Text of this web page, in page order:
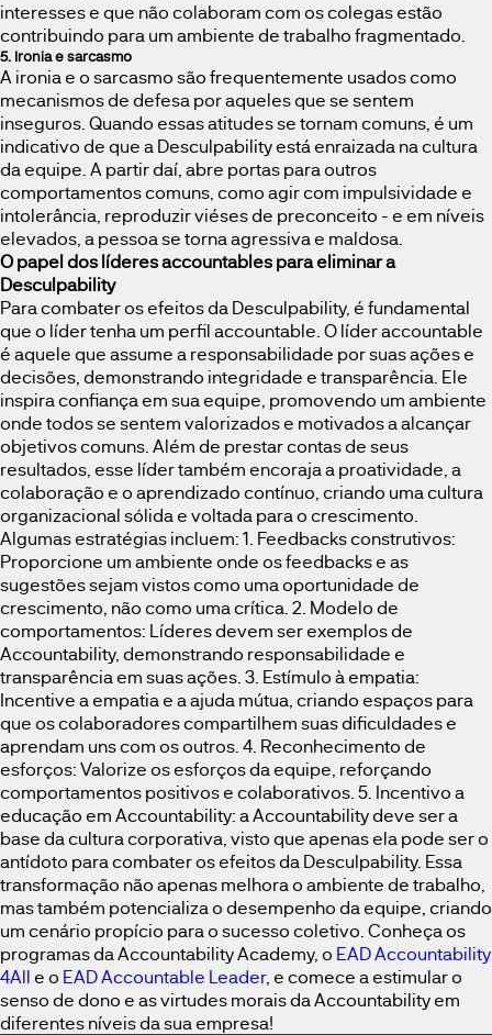
interesses e que não colaboram com os colegas estão
contribuindo para um ambiente de trabalho fragmentado.
5. Ironia e sarcasmo
A ironia e o sarcasmo são frequentemente usados como
mecanismos de defesa por aqueles que se sentem
inseguros. Quando essas atitudes se tornam comuns, é um
indicativo de que a Desculpability está enraizada na cultura
da equipe. A partir daí, abre portas para outros
comportamentos comuns, como agir com impulsividade e
intolerância, reproduzir viéses de preconceito - e em níveis
elevados, a pessoa se torna agressiva e maldosa.
O papel dos líderes accountables para eliminar a
Desculpability
Para combater os efeitos da Desculpability, é fundamental
que o líder tenha um perfil accountable. O líder accountable
é aquele que assume a responsabilidade por suas ações e
decisões, demonstrando integridade e transparência. Ele
inspira confiança em sua equipe, promovendo um ambiente
onde todos se sentem valorizados e motivados a alcançar
objetivos comuns. Além de prestar contas de seus
resultados, esse líder também encoraja a proatividade, a
colaboração e o aprendizado contínuo, criando uma cultura
organizacional sólida e voltada para o crescimento.
Algumas estratégias incluem: 1. Feedbacks construtivos:
Proporcione um ambiente onde os feedbacks e as
sugestões sejam vistos como uma oportunidade de
crescimento, não como uma crítica. 2. Modelo de
comportamentos: Líderes devem ser exemplos de
Accountability, demonstrando responsabilidade e
transparência em suas ações. 3. Estímulo à empatia:
Incentive a empatia e a ajuda mútua, criando espaços para
que os colaboradores compartilhem suas dificuldades e
aprendam uns com os outros. 4. Reconhecimento de
esforços: Valorize os esforços da equipe, reforçando
comportamentos positivos e colaborativos. 5. Incentivo a
educação em Accountability: a Accountability deve ser a
base da cultura corporativa, visto que apenas ela pode ser o
antídoto para combater os efeitos da Desculpability. Essa
transformação não apenas melhora o ambiente de trabalho,
mas também potencializa o desempenho da equipe, criando
um cenário propício para o sucesso coletivo. Conheça os
programas da Accountability Academy, o EAD Accountability
4All e o EAD Accountable Leader, e comece a estimular o
senso de dono e as virtudes morais da Accountability em
diferentes níveis da sua empresa!